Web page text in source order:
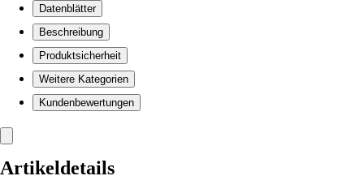
Datenblätter
Beschreibung
Produktsicherheit
Weitere Kategorien
Kundenbewertungen
Artikeldetails